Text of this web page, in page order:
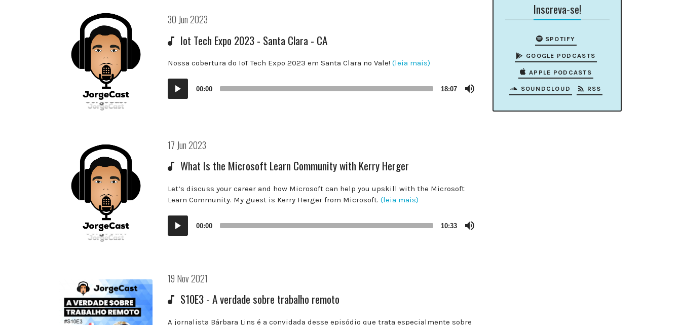
Postado
30 Jun 2023
Iot Tech Expo 2023 - Santa Clara - CA
Nossa cobertura do IoT Tech Expo 2023 em Santa Clara no Vale! (leia mais)
Audio
Player
00:00 18:07
Postado
em:
17 Jun 2023
What Is the Microsoft Learn Community with Kerry Herger
Let’s discuss your career and how Microsoft can help you upskill with the Microsoft
Learn Community. My guest is Kerry Herger from Microsoft. (leia mais)
Audio
Player
00:00 10:33
Postado
em:
19 Nov 2021
S10E3 - A verdade sobre trabalho remoto
A jornalista Bárbara Lins é a convidada desse episódio que trata especialmente sobre
Inscreva-se!
SPOTIFY
GOOGLE PODCASTS
APPLE PODCASTS
SOUNDCLOUD RSS